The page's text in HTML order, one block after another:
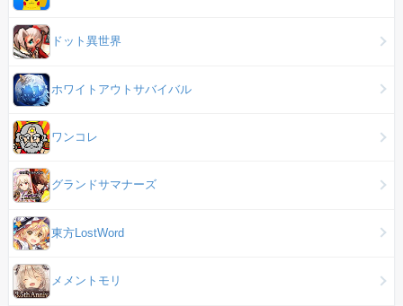
ドット異世界
ホワイトアウトサバイバル
ワンコレ
グランドサマナーズ
東方LostWord
メメントモリ